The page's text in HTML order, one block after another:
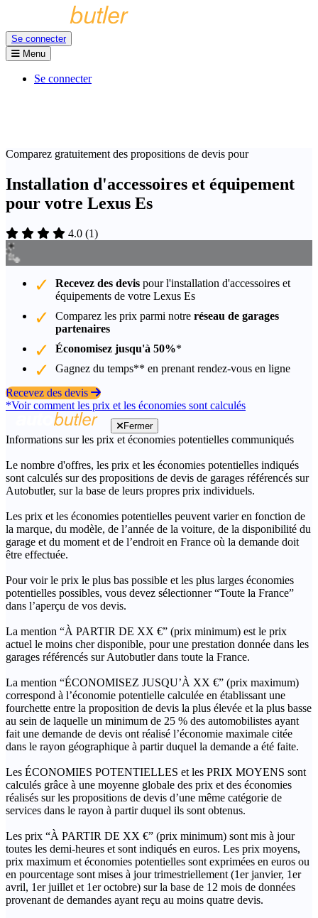
Se connecter
Menu
Se connecter
Comparez gratuitement des propositions de devis pour
Installation d'accessoires et équipement
pour votre Lexus Es
4.0 (1)
Recevez des devis pour l'installation d'accessoires et
équipements de votre Lexus Es
Comparez les prix parmi notre réseau de garages
partenaires
Économisez jusqu'à 50%*
Gagnez du temps** en prenant rendez-vous en ligne
Recevez des devis
*Voir comment les prix et les économies sont calculés
Fermer
Informations sur les prix et économies potentielles communiqués
Le nombre d'offres, les prix et les économies potentielles indiqués
sont calculés sur des propositions de devis de garages référencés sur
Autobutler, sur la base de leurs propres prix individuels.
Les prix et les économies potentielles peuvent varier en fonction de
la marque, du modèle, de l’année de la voiture, de la disponibilité du
garage et du moment et de l’endroit en France où la demande doit
être effectuée.
Pour voir le prix le plus bas possible et les plus larges économies
potentielles possibles, vous devez sélectionner “Toute la France”
dans l’aperçu de vos devis.
La mention “À PARTIR DE XX €” (prix minimum) est le prix
actuel le moins cher disponible, pour une prestation donnée dans les
garages référencés sur Autobutler dans toute la France.
La mention “ÉCONOMISEZ JUSQU’À XX €” (prix maximum)
correspond à l’économie potentielle calculée en établissant une
fourchette entre la proposition de devis la plus élevée et la plus basse
au sein de laquelle un minimum de 25 % des automobilistes ayant
fait une demande de devis ont réalisé l’économie maximale citée
dans le rayon géographique à partir duquel la demande a été faite.
Les ÉCONOMIES POTENTIELLES et les PRIX MOYENS sont
calculés grâce à une moyenne globale des prix et des économies
réalisés sur les propositions de devis d’une même catégorie de
services dans le rayon à partir duquel ils sont obtenus.
Les prix “À PARTIR DE XX €” (prix minimum) sont mis à jour
toutes les demi-heures et sont indiqués en euros. Les prix moyens,
prix maximum et économies potentielles sont exprimées en euros ou
en pourcentage sont mises à jour trimestriellement (1er janvier, 1er
avril, 1er juillet et 1er octobre) sur la base de 12 mois de données
provenant de demandes ayant reçu au moins quatre devis.